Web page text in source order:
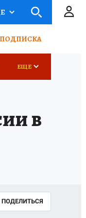
ПОДПИСКА
ЕЩЕ
в
ПОДЕЛИТЬСЯ